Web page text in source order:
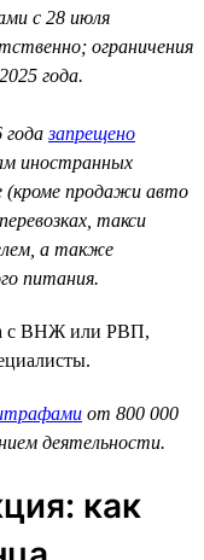
с 28 июля
ограничения
года.
годазапрещено
иностранных
(кроме продажи авто
такси
а также
питания.
с ВНЖ или РВП,
от 800 000
деятельности.
как